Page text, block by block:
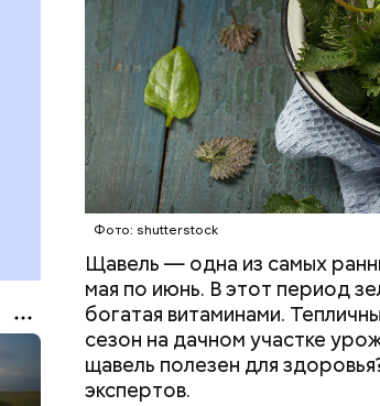
Фото: shutterstock
Щавель — одна из самых
мая по июнь. В этот период
богатая витаминами.
сезон на дачном участке
щавель полезен для
экспертов.
ЗДОРОВЬЕ ВРАЧИ